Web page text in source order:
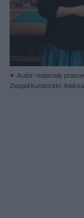
Autor: materiały
Zespół kuratorski: